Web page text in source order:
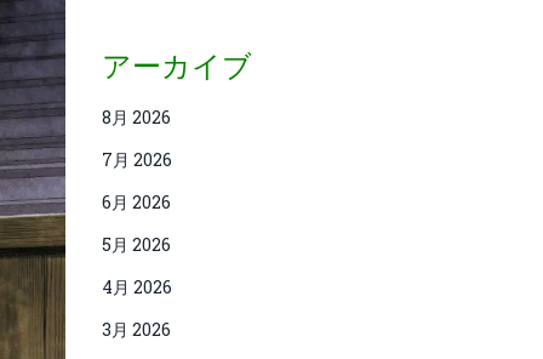
アーカイブ
8月 2026
7月 2026
6月 2026
5月 2026
4月 2026
3月 2026